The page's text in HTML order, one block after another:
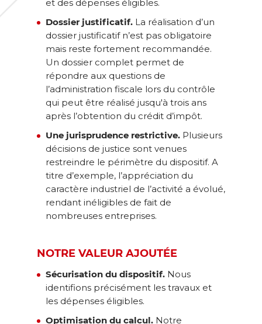
et des dépenses éligibles.
Dossier justificatif.La réalisation d’un
dossier justificatif n’est pas obligatoire
mais reste fortement recommandée.
Un dossier complet permet de
répondre aux questions de
l’administration fiscale lors du contrôle
qui peut être réalisé jusqu'à trois ans
après l’obtention du crédit d’impôt.
Une jurisprudence restrictive.Plusieurs
décisions de justice sont venues
restreindre le périmètre du dispositif. A
titre d’exemple, l’appréciation du
caractère industriel de l’activité a évolué,
rendant inéligibles de fait de
nombreuses entreprises.
NOTRE VALEUR AJOUTÉE
Sécurisation du dispositif.Nous
identifions précisément les travaux et
les dépenses éligibles.
Optimisation du calcul.Notre